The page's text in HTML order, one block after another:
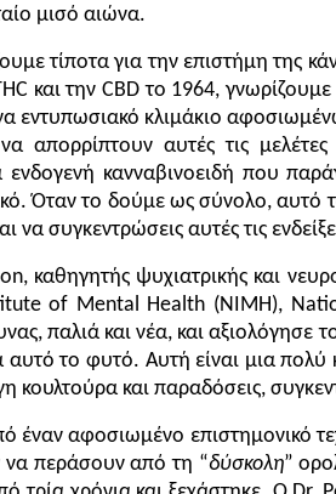
μισό αιώνα.
τίποτα για την επιστήμη της
και την CBD το 1964,
εντυπωσιακό κλιμάκιο
απορρίπτουν αυτές τις
ενδογενή κανναβινοειδή που
Όταν το δούμε ως σύνολο, αυτό
να συγκεντρώσεις αυτές τις
καθηγητής ψυχιατρικής και
of Mental Health (NIMH),
παλιά και νέα, και
αυτό το φυτό. Αυτή είναι μια
κουλτούρα και παραδόσεις,
έναν αφοσιωμένο επιστημονικό
να περάσουν από τη “δύσκολη”